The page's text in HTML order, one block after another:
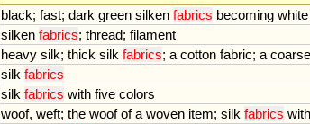
black; fast; dark green silken fabrics becoming white
silken fabrics; thread; filament
heavy silk; thick silk fabrics; a cotton fabric; a coarse
silk fabrics
silk fabrics with five colors
woof, weft; the woof of a woven item; silk fabrics with